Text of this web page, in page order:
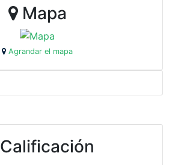
Mapa
Agrandar el mapa
Calificación